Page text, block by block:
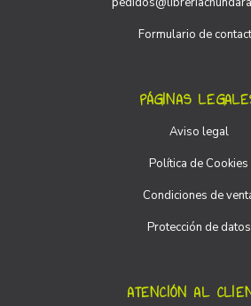
Formulario de
PÁGINAS
Aviso legal
Política de Cookies
Condiciones de
Protección de datos
ATENCIÓN AL